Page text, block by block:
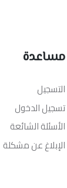
مساعدة
التسجيل
تسجيل الدخول
الأسئلة الشائعة
الإبلاغ عن مشكلة